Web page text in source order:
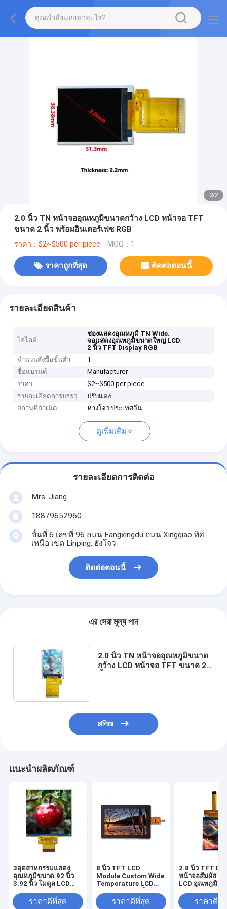
2/2
2.0 นิ้ว TN หน้าจออุณหภูมิขนาดกว้าง LCD หน้าจอ TFT
ขนาด 2 นิ้ว พร้อมอินเตอร์เฟซ RGB
ราคา：$2~$500 per piece MOQ：1
ราคาถูกที่สุด ติดต่อตอนนี้
รายละเอียดสินค้า
ไฮไลต์
ช่องแสดงอุณหภูมิ TN Wide,
จอแสดงอุณหภูมิขนาดใหญ่ LCD,
2 นิ้ว TFT Display RGB
จำนวนสั่งซื้อขั้นต่ำ
1
ชื่อแบรนด์
Manufacturer
ราคา
$2~$500 per piece
รายละเอียดการบรรจุ
ปรับแต่ง
สถานที่กำเนิด
หางโจว ประเทศจีน
ดูเพิ่มเติม
รายละเอียดการติดต่อ
Mrs. Jiang
18879652960
ชั้นที่ 6 เลขที่ 96 ถนน Fangxingdu ถนน Xingqiao ทิศ
เหนือ เขต Linping, ฮังโจว
ติดต่อตอนนี้
এর সেরা মূল্য পান
2.0 นิ้ว TN หน้าจออุณหภูมิขนาด
กว้าง LCD หน้าจอ TFT ขนาด 2
চালিয়ে
แนะนำผลิตภัณฑ์
3อุตสาหกรรมแสดง
อุณหภูมิขนาด.92 นิ้ว
3.92 นิ้ว โมดูล LCD
ราคาดีที่สุด
8 นิ้ว TFT LCD
Module Custom Wide
Temperature LCD
ราคาดีที่สุด
2.8 นิ้ว TFT
หน้าจอสัมผัส ห
LCD อุณหภูมิกว้
ราคาดีที่